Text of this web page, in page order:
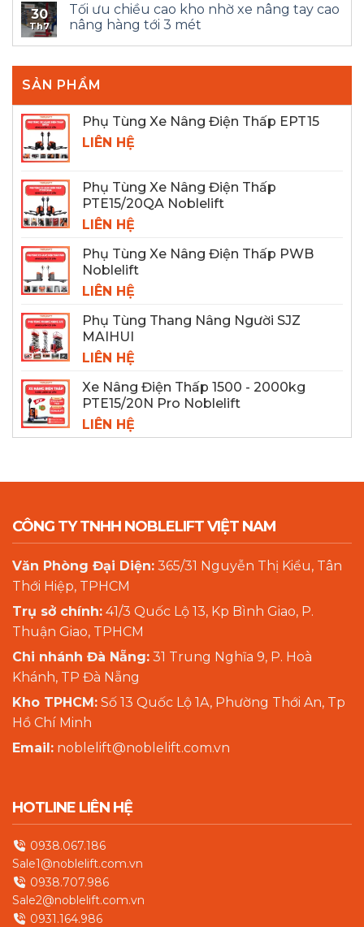
30
Th7
Tối ưu chiều cao kho nhờ xe nâng tay cao
nâng hàng tới 3 mét
SẢN PHẨM
Phụ Tùng Xe Nâng Điện Thấp EPT15
LIÊN HỆ
Phụ Tùng Xe Nâng Điện Thấp
PTE15/20QA Noblelift
LIÊN HỆ
Phụ Tùng Xe Nâng Điện Thấp PWB
Noblelift
LIÊN HỆ
Phụ Tùng Thang Nâng Người SJZ
MAIHUI
LIÊN HỆ
Xe Nâng Điện Thấp 1500 - 2000kg
PTE15/20N Pro Noblelift
LIÊN HỆ
CÔNG TY TNHH NOBLELIFT VIỆT NAM
Văn Phòng Đại Diện: 365/31 Nguyễn Thị Kiểu, Tân
Thới Hiệp, TPHCM
Trụ sở chính: 41/3 Quốc Lộ 13, Kp Bình Giao, P.
Thuận Giao, TPHCM
Chi nhánh Đà Nẵng: 31 Trung Nghĩa 9, P. Hoà
Khánh, TP Đà Nẵng
Kho TPHCM: Số 13 Quốc Lộ 1A, Phường Thới An, Tp
Hồ Chí Minh
Email: noblelift@noblelift.com.vn
HOTLINE LIÊN HỆ
0938.067.186
Sale1@noblelift.com.vn
0938.707.986
Sale2@noblelift.com.vn
0931.164.986